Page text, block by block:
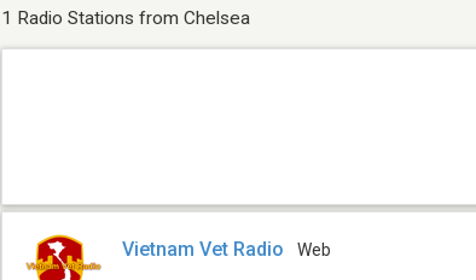
1 Radio Stations from Chelsea
Vietnam Vet Radio Web